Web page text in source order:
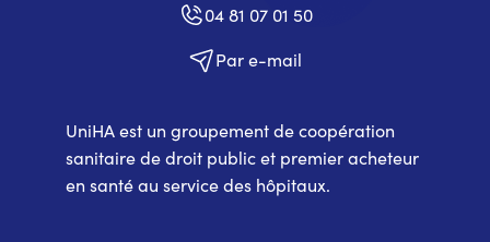
04 81 07 01 50
Par e-mail
UniHA est un groupement de coopération
sanitaire de droit public et premier acheteur
en santé au service des hôpitaux.